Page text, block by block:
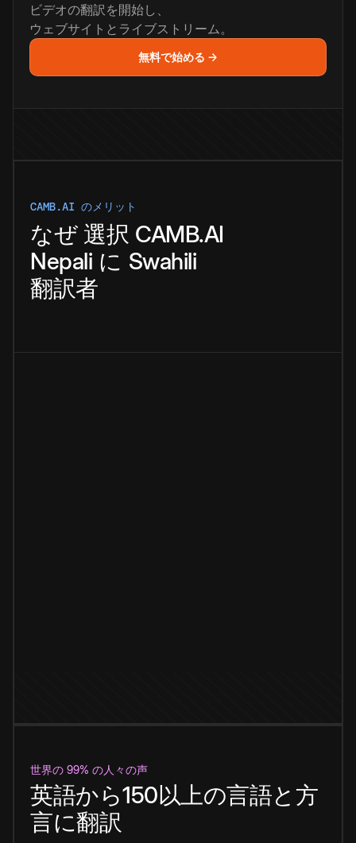
ビデオの翻訳を開始し、
ウェブサイトとライブストリーム。
無料で始める →
CAMB.AI のメリット
なぜ 選択 CAMB.AI
Nepali に Swahili
翻訳者
世界の 99% の人々の声
英語から150以上の言語と方
言に翻訳